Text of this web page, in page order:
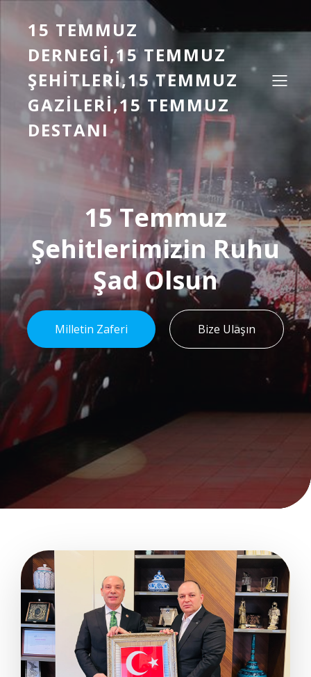
15 TEMMUZ
DERNEGI,15 TEMMUZ
ŞEHITLERI,15 TEMMUZ
GAZILERI,15 TEMMUZ
DESTANI
15 Temmuz
Şehitlerimizin Ruhu
Şad Olsun
Milletin Zaferi Bize Ulaşın